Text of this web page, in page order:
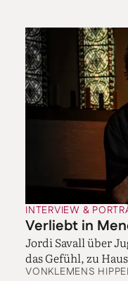
INTERVIEW &
Verliebt in
Jordi Savall über
das Gefühl, zu
VONKLEMENS